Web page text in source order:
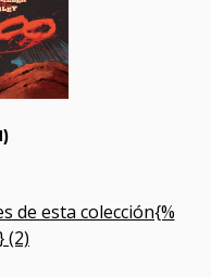
de esta colección{%
(2)